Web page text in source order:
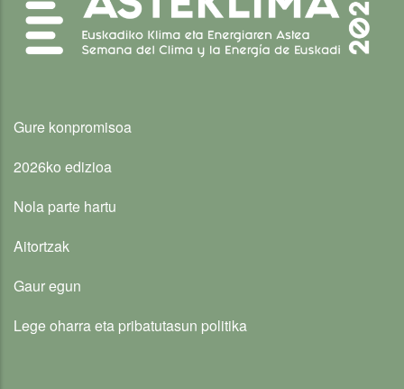
Gure konpromisoa
2026ko edizioa
Nola parte hartu
Aitortzak
Gaur egun
Lege oharra eta pribatutasun politika